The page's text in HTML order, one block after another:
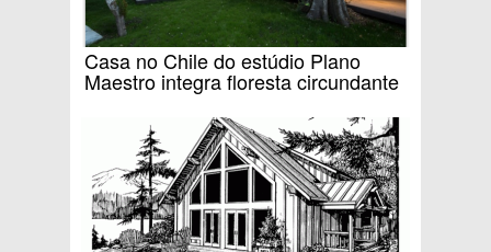
Casa no Chile do estúdio Plano
Maestro integra floresta circundante